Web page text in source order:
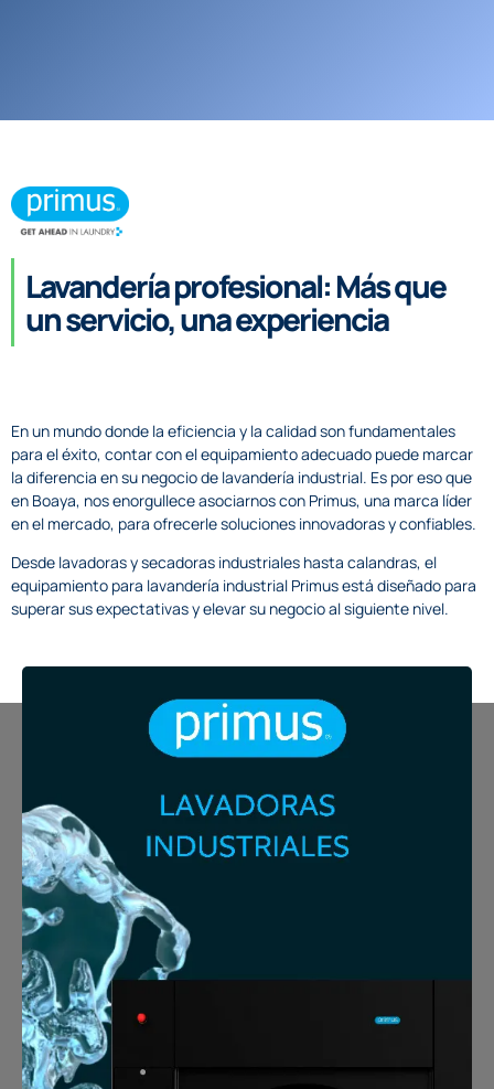
Lavandería profesional: Más que
un servicio, una experiencia
En un mundo donde la eficiencia y la calidad son fundamentales
para el éxito, contar con el equipamiento adecuado puede marcar
la diferencia en su negocio de lavandería industrial. Es por eso que
en Boaya, nos enorgullece asociarnos con Primus, una marca líder
en el mercado, para ofrecerle soluciones innovadoras y confiables.
Desde lavadoras y secadoras industriales hasta calandras, el
equipamiento para lavandería industrial Primus está diseñado para
superar sus expectativas y elevar su negocio al siguiente nivel.